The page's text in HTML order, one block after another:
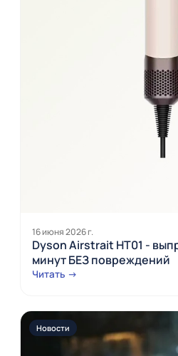
16 июня 2026 г.
Dyson Airstrait HT01 -
минут БЕЗ повреждений
Читать →
Новости